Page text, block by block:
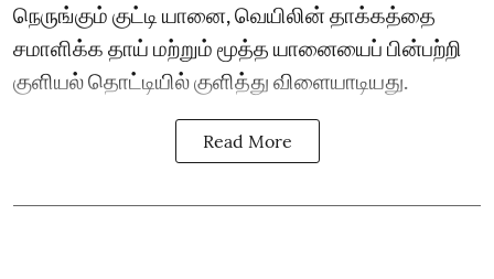
நெருங்கும் குட்டி யானை, வெயிலின் தாக்கத்தை
சமாளிக்க தாய் மற்றும் மூத்த யானையைப் பின்பற்றி
குளியல் தொட்டியில் குளித்து விளையாடியது.
Read More